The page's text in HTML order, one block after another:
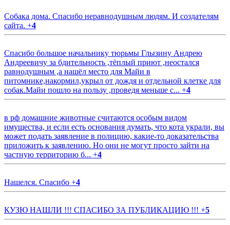
Собака дома. Спасибо неравнодушным людям. И создателям
сайта. +4
Спасибо большое начальнику тюрьмы Глызину Андрею
Андреевичу за бдительность ,тёплый приют ,неостался
равнодушным ,а нашёл место для Майи в
питомнике,накормил,укрыл от дождя и отдельной клетке для
собак.Майи пошло на пользу ,проведя меньше с... +4
в рф домашние животные считаются особым видом
имущества, и если есть основания думать, что кота украли, вы
может подать заявление в полицию, какие-то доказательства
приложить к заявлению. Но они не могут просто зайти на
частную территорию б... +4
Нашелся. Спасибо +4
КУЗЮ НАШЛИ !!! СПАСИБО ЗА ПУБЛИКАЦИЮ !!! +5